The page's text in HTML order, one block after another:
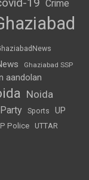
Crime
Ghaziabad SSP
aandolan
Noida
Sports
UP
Police
UTTAR